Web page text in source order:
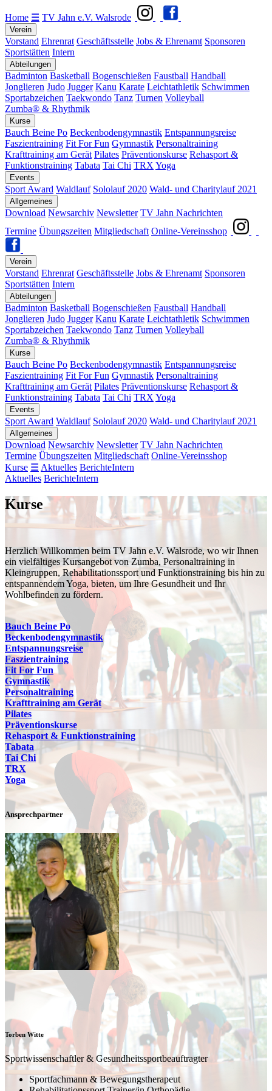
Home ☰ TV Jahn e.V. Walsrode
Verein
Vorstand Ehrenrat Geschäftsstelle Jobs & Ehrenamt Sponsoren
Sportstätten Intern
Abteilungen
Badminton Basketball Bogenschießen Faustball Handball
Jonglieren Judo Jugger Kanu Karate Leichtathletik Schwimmen
Sportabzeichen Taekwondo Tanz Turnen Volleyball
Zumba® & Rhythmik
Kurse
Bauch Beine Po Beckenbodengymnastik Entspannungsreise
Faszientraining Fit For Fun Gymnastik Personaltraining
Krafttraining am Gerät Pilates Präventionskurse Rehasport &
Funktionstraining Tabata Tai Chi TRX Yoga
Events
Sport Award Waldlauf Sololauf 2020 Wald- und Charitylauf 2021
Allgemeines
Download Newsarchiv Newsletter TV Jahn Nachrichten
Termine Übungszeiten Mitgliedschaft Online-Vereinsshop
Verein
Vorstand Ehrenrat Geschäftsstelle Jobs & Ehrenamt Sponsoren
Sportstätten Intern
Abteilungen
Badminton Basketball Bogenschießen Faustball Handball
Jonglieren Judo Jugger Kanu Karate Leichtathletik Schwimmen
Sportabzeichen Taekwondo Tanz Turnen Volleyball
Zumba® & Rhythmik
Kurse
Bauch Beine Po Beckenbodengymnastik Entspannungsreise
Faszientraining Fit For Fun Gymnastik Personaltraining
Krafttraining am Gerät Pilates Präventionskurse Rehasport &
Funktionstraining Tabata Tai Chi TRX Yoga
Events
Sport Award Waldlauf Sololauf 2020 Wald- und Charitylauf 2021
Allgemeines
Download Newsarchiv Newsletter TV Jahn Nachrichten
Termine Übungszeiten Mitgliedschaft Online-Vereinsshop
Kurse ☰ Aktuelles BerichteIntern
Aktuelles BerichteIntern
Kurse
Herzlich Willkommen beim TV Jahn e.V. Walsrode, wo wir Ihnen
ein vielfältiges Kursangebot von Zumba, Personaltraining in
Kleingruppen, Rehabilitationssport und Funktionstraining bis hin zu
entspannendem Yoga, bieten, um Ihre Gesundheit und Ihr
Wohlbefinden zu fördern.
Bauch Beine Po
Beckenbodengymnastik
Entspannungsreise
Faszientraining
Fit For Fun
Gymnastik
Personaltraining
Krafttraining am Gerät
Pilates
Präventionskurse
Rehasport & Funktionstraining
Tabata
Tai Chi
TRX
Yoga
Ansprechpartner
Torben Witte
Sportwissenschaftler & Gesundheitssportbeauftragter
Sportfachmann & Bewegungstherapeut